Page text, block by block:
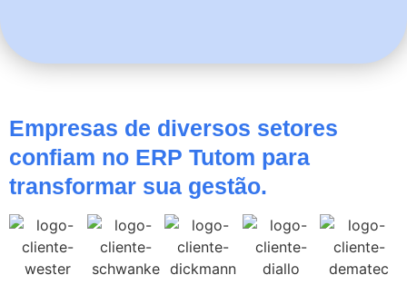
Empresas de diversos setores
confiam no ERP Tutom para
transformar sua gestão.